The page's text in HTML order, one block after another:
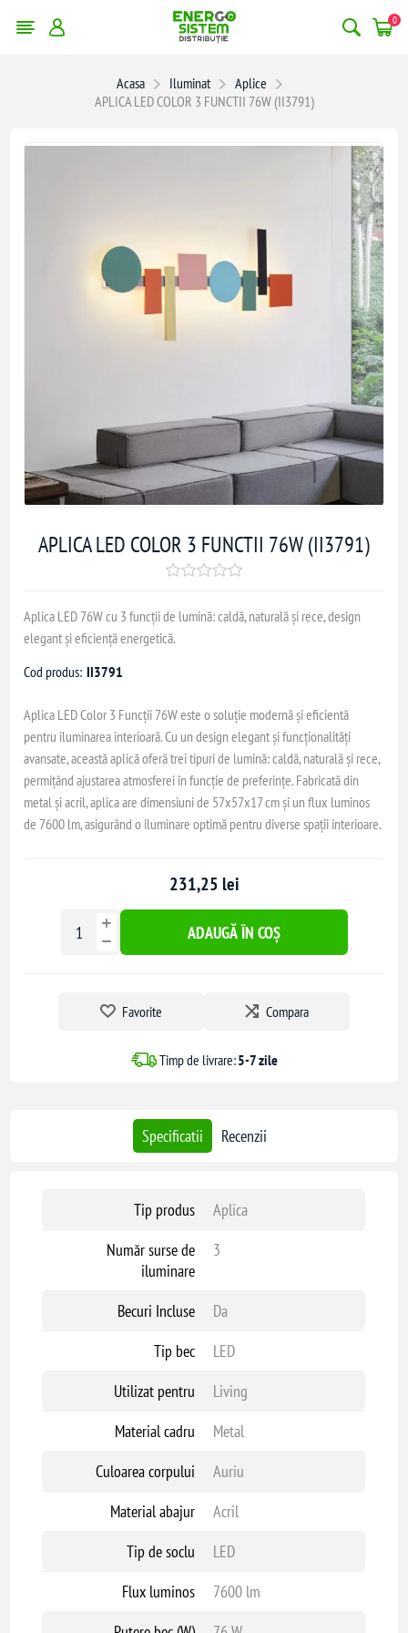
0
Acasa Iluminat
Aplice
APLICA LED COLOR 3 FUNCTII 76W (II3791)
APLICA LED COLOR 3 FUNCTII 76W (II3791)
Aplica LED 76W cu 3 funcții de lumină: caldă, naturală și rece, design
elegant și eficiență energetică.
Cod produs: II3791
Aplica LED Color 3 Funcții 76W este o soluție modernă și eficientă
pentru iluminarea interioară. Cu un design elegant și funcționalități
avansate, această aplică oferă trei tipuri de lumină: caldă, naturală și rece,
permițând ajustarea atmosferei în funcție de preferințe. Fabricată din
metal și acril, aplica are dimensiuni de 57x57x17 cm și un flux luminos
de 7600 lm, asigurând o iluminare optimă pentru diverse spații interioare.
231,25 lei
ADAUGĂ ÎN COȘ
Favorite Compara
Timp de livrare:5-7 zile
Specificatii Recenzii
Tip produs
Aplica
Număr surse de
iluminare
3
Becuri Incluse
Da
Tip bec
LED
Utilizat pentru
Living
Material cadru
Metal
Culoarea corpului
Auriu
Material abajur
Acril
Tip de soclu
LED
Flux luminos
7600 lm